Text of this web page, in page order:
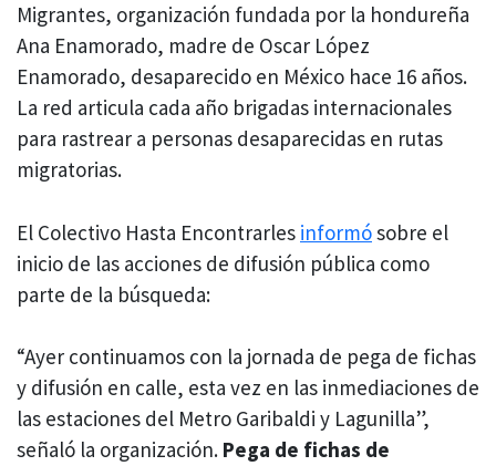
Migrantes, organización fundada por la hondureña
Ana Enamorado, madre de Oscar López
Enamorado, desaparecido en México hace 16 años.
La red articula cada año brigadas internacionales
para rastrear a personas desaparecidas en rutas
migratorias.
El Colectivo Hasta Encontrarles informósobre el
inicio de las acciones de difusión pública como
parte de la búsqueda:
“Ayer continuamos con la jornada de pega de fichas
y difusión en calle, esta vez en las inmediaciones de
las estaciones del Metro Garibaldi y Lagunilla”,
señaló la organización. Pega de fichas de